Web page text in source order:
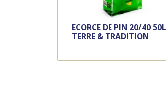
ECORCE DE PIN 20/40 50L
TERRE & TRADITION